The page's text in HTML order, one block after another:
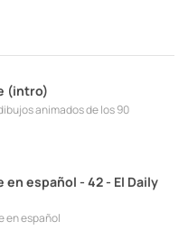
(intro)
animados de los 90
en español - 42 - El Daily
en español